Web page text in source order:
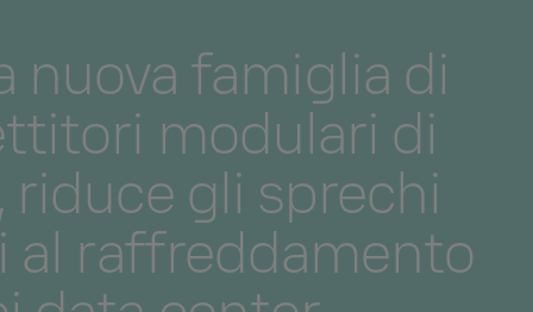
nuova famiglia di
modulari di
riduce gli sprechi
al raffreddamento